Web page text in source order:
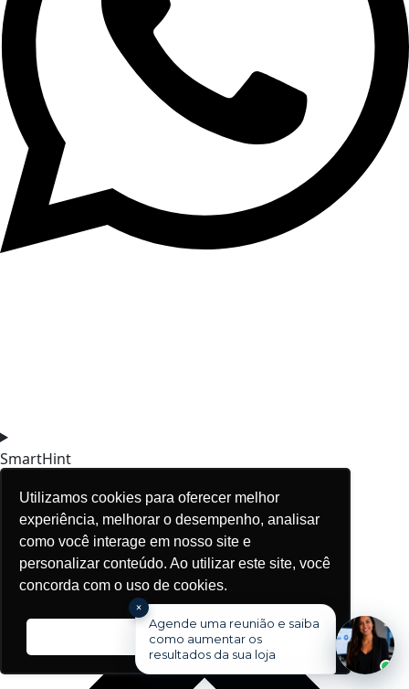
Utilizamos cookies para oferecer melhor
experiência, melhorar o desempenho, analisar
como você interage em nosso site e
personalizar conteúdo. Ao utilizar este site, você
concorda com o uso de cookies.
Ok, entendi!
SmartHint
Agende uma reunião e saiba
como aumentar os
resultados da sua loja
×